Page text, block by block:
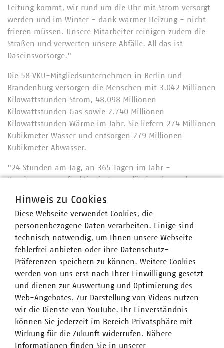
Leitung kommt, wir rund um die Uhr mit Strom versorgt
werden und im Winter - dank warmer Heizung - nicht
frieren müssen. Unsere Mitarbeiter reinigen zudem die
Straßen und verwerten unsere Abfälle. All das ist
Daseinsvorsorge."
Die 58 VKU-Mitgliedsunternehmen in Berlin und
Brandenburg versorgen die Menschen mit 3.042 Millionen
Kilowattstunden Strom, 48.098 Millionen
Kilowattstunden Gas sowie 2.740 Millionen
Kilowattstunden Wärme im Jahr. Sie liefern 274 Millionen
Kubikmeter Wasser und entsorgen 279 Millionen
Kubikmeter Abwasser.
"24 Stunden am Tag, an 365 Tagen im Jahr -
Daseinsvorsorge funktioniert zuverlässig, aber nahezu
ein, die Daseinsvorsorge einmal ganz bewusst
wahrzunehmen und sich vielleicht sogar vor Ort näher
über die Leistungen Ihres kommunalen Unternehmens zu
informieren.“, so Harald Jahnke.
Viele VKU-Mitgliedsunternehmen begleiten den
bundesweiten Tag der Daseinsvorsorge mit eigenen
Aktionen. Die Stadtwerke Hennigsdorf laden zum Beispiel
ein zu einem
Vortrag und einer Führung durch das
Biomasse-Heizkraftwerk.
Hinweis zu Cookies
Diese Webseite verwendet Cookies, die
personenbezogene Daten verarbeiten. Einige sind
technisch notwendig, um Ihnen unsere Webseite
fehlerfrei anbieten oder ihre Datenschutz-
Präferenzen speichern zu können. Weitere Cookies
werden von uns erst nach Ihrer Einwilligung gesetzt
und dienen zur Auswertung und Optimierung des
Web-Angebotes. Zur Darstellung von Videos nutzen
wir die Dienste von YouTube. Ihr Einverständnis
können Sie jederzeit im Bereich Privatsphäre mit
Wirkung für die Zukunft widerrufen. Nähere
Informationen finden Sie in unserer